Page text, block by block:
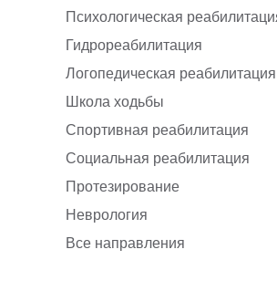
Психологическая
Гидрореабилитация
Логопедическая реабилитация
Школа ходьбы
Спортивная реабилитация
Социальная реабилитация
Протезирование
Неврология
Все направления